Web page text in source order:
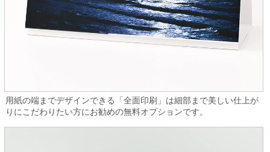
用紙の端までデザインできる「全面印刷」は細部まで美しい仕上が
りにこだわりたい方にお勧めの無料オプションです。